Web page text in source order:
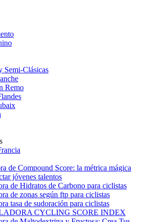
Semi-Clásicas
Remo
de Compound Score: la métrica mágica
jóvenes talentos
de Hidratos de Carbono para ciclistas
de zonas según ftp para ciclistas
tasa de sudoración para ciclistas
CYCLING SCORE INDEX